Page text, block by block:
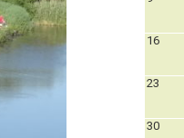
16
23
30